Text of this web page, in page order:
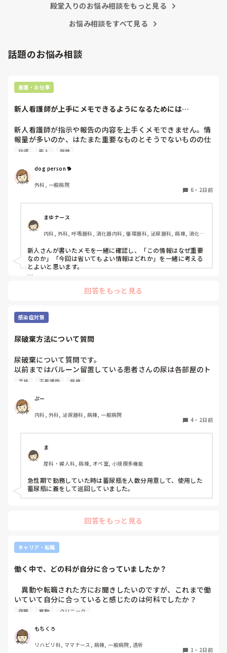
朝の情報収集にも時間がかかり、結果、患者のことがわから
の意味があるのか疑問です。
やったことないの！？もう10ヶ月なんだから、未経験なこと
新人さんが可愛そう、と感じることもある反面、ペアの先輩
が何か処置をしているけど、ペアの新人はのんびり記録して
がいいんじゃないの？」と声をかけても、「記録終わってな
早く色々覚えたい！という、意欲があまり感じられず…これ
はPNS云々よりも、その新人の性格かな？とも思いました
が、ほとんどの新人に当てはまりました。。。時代柄でしょ
私はどちらかといえば、PNSは好きじゃありません。
でもPNSでやれというからには、もっと業務量に見合った、
新人を指導しながら業務ができるゆとりが欲しいです。
いと思いますか？
の向き合い方になると思いますよ🎵僕は昔の人間なので、昔は
いと思います。昔は患者様、スタッフ全員に目を配れる人が沢
るなら実施してみてはどうでしょうか⁉️そういう事と思います
殿堂入りのお悩み相談をもっと見る
お悩み相談をすべて見る
話題のお悩み相談
看護・お仕事
新人看護師が上手にメモできるようになるためには…
新人看護師が指示や報告の内容を上手くメモできません。情
報量が多いのか、はたまた重要なものとそうでないものの仕
分けができないのか…  肝心な事柄を逃してしまいます。何
示・報告するよう皆で努力しています。
指導 新人 病棟
dog person 🐕
外科, 一般病院
6 ・ 2日前
まゆナース
内科, 外科, 呼吸器科, 消化器内科, 循環器科, 泌尿器科, 病棟, 消化器
新人さんが書いたメモを一緒に確認し、「この情報はなぜ重要
なのか」「今回は省いてもよい情報はどれか」を一緒に考える
とよいと思います。
的に照らして振り返ることで、重要度を判断する力が少しずつ
要な内容を選べるよう支援するとよいと思います。
回答をもっと見る
感染症対策
尿破棄方法について質問
尿破棄について質問です。
以前まではバルーン留置している患者さんの尿は各部屋のト
イレに破棄する形でしたが、感染予防上汚物処理室でのみ破
物処理室に持っていくという非効率な方法になってます。尿
破棄人数は10人近くになるので病室と汚物処理室を10往復
する形に。結果尿破棄に時間がかかってます。
ットしワゴン下段に乗せて破棄していき最後まとめて汚物処
理室で破棄してたのでその方法はダメなのか？と疑問抱いて
ます。もちろん汚物見えないようワゴンにカバーする等対策
して。
皆さんの病棟ではどのような方法取られてますか？
手技 正看護師 病棟
ぷー
内科, 外科, 泌尿器科, 病棟, 一般病院
4 ・ 2日前
ま
産科・婦人科, 病棟, オペ室, 小規模多機能
急性期で勤務していた時は蓄尿瓶を人数分用意して、使用した
蓄尿瓶に蓋をして巡回していました。
回答をもっと見る
キャリア・転職
働く中で、どの科が自分に合っていましたか？
異動や転職された方にお聞きしたいのですが、これまで働
いていて自分に合っていると感じたのは何科でしたか？
また、どんなところが合っていると感じましたか？
私はこれまで脳神経外科、リハビリ科、透析室と経験しまし
たが、どこもしっくり来なくて悩んでいます…。次回の転職
の参考にさせていただきたいです😭
復職 異動 クリニック
もちくろ
リハビリ科, ママナース, 病棟, 一般病院, 透析
1 ・ 2日前